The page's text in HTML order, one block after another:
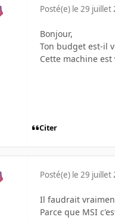
Posté(e) le 29 juillet
Bonjour,
Ton budget est-il
Cette machine
Citer
Posté(e) le 29 juillet
Il faudrait
Parce que MSI